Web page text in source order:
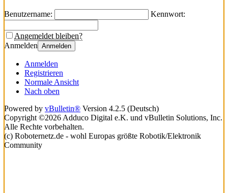
Benutzername: Kennwort:
Angemeldet bleiben?
Anmelden Anmelden
Anmelden
Registrieren
Normale Ansicht
Nach oben
Powered by vBulletin® Version 4.2.5 (Deutsch)
Copyright ©2026 Adduco Digital e.K. und vBulletin Solutions, Inc.
Alle Rechte vorbehalten.
(c) Roboternetz.de - wohl Europas größte Robotik/Elektronik
Community